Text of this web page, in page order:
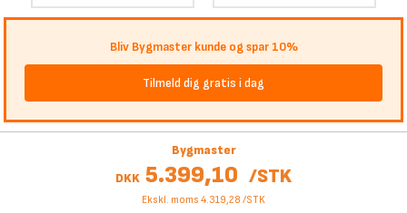
Bliv Bygmaster kunde og spar 10%
Tilmeld dig gratis i dag
Bygmaster
DKK 5.399,10 /STK
Ekskl. moms 4.319,28 /STK